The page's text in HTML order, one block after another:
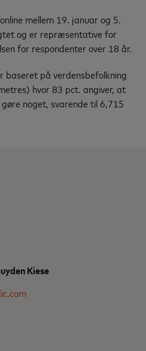
mellem 19. januar og 5.
og er repræsentative for
for respondenter over 18 år.
baseret på verdensbefolkning
hvor 83 pct. angiver, at
noget, svarende til 6,715
Kiese